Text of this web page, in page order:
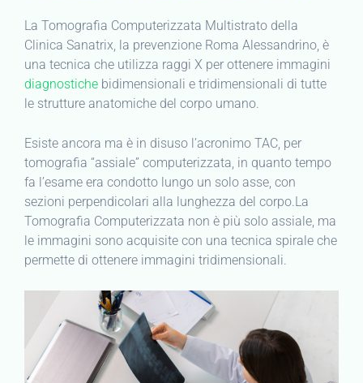
La Tomografia Computerizzata Multistrato della
Clinica Sanatrix, la prevenzione Roma Alessandrino, è
una tecnica che utilizza raggi X per ottenere immagini
diagnostiche bidimensionali e tridimensionali di tutte
le strutture anatomiche del corpo umano.
Esiste ancora ma è in disuso l’acronimo TAC, per
tomografia “assiale” computerizzata, in quanto tempo
fa l’esame era condotto lungo un solo asse, con
sezioni perpendicolari alla lunghezza del corpo.La
Tomografia Computerizzata non è più solo assiale, ma
le immagini sono acquisite con una tecnica spirale che
permette di ottenere immagini tridimensionali.